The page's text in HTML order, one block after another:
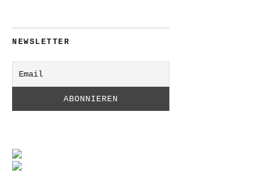
NEWSLETTER